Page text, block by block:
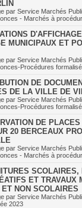
par Service Marchés
- Marchés à
MUNICIPAUX ET
par Service Marchés
Procédures
DE
DE LA VILLE DE
par Service Marchés
Procédures
DE
20 BERCEAUX
par Service Marchés
- Marchés à
ET TRAVAUX
NON SCOLAIRES
par Service Marchés
2023